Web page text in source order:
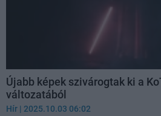
Újabb képek szivárogtak ki a
változatából
Hír | 2025.10.03 06:02